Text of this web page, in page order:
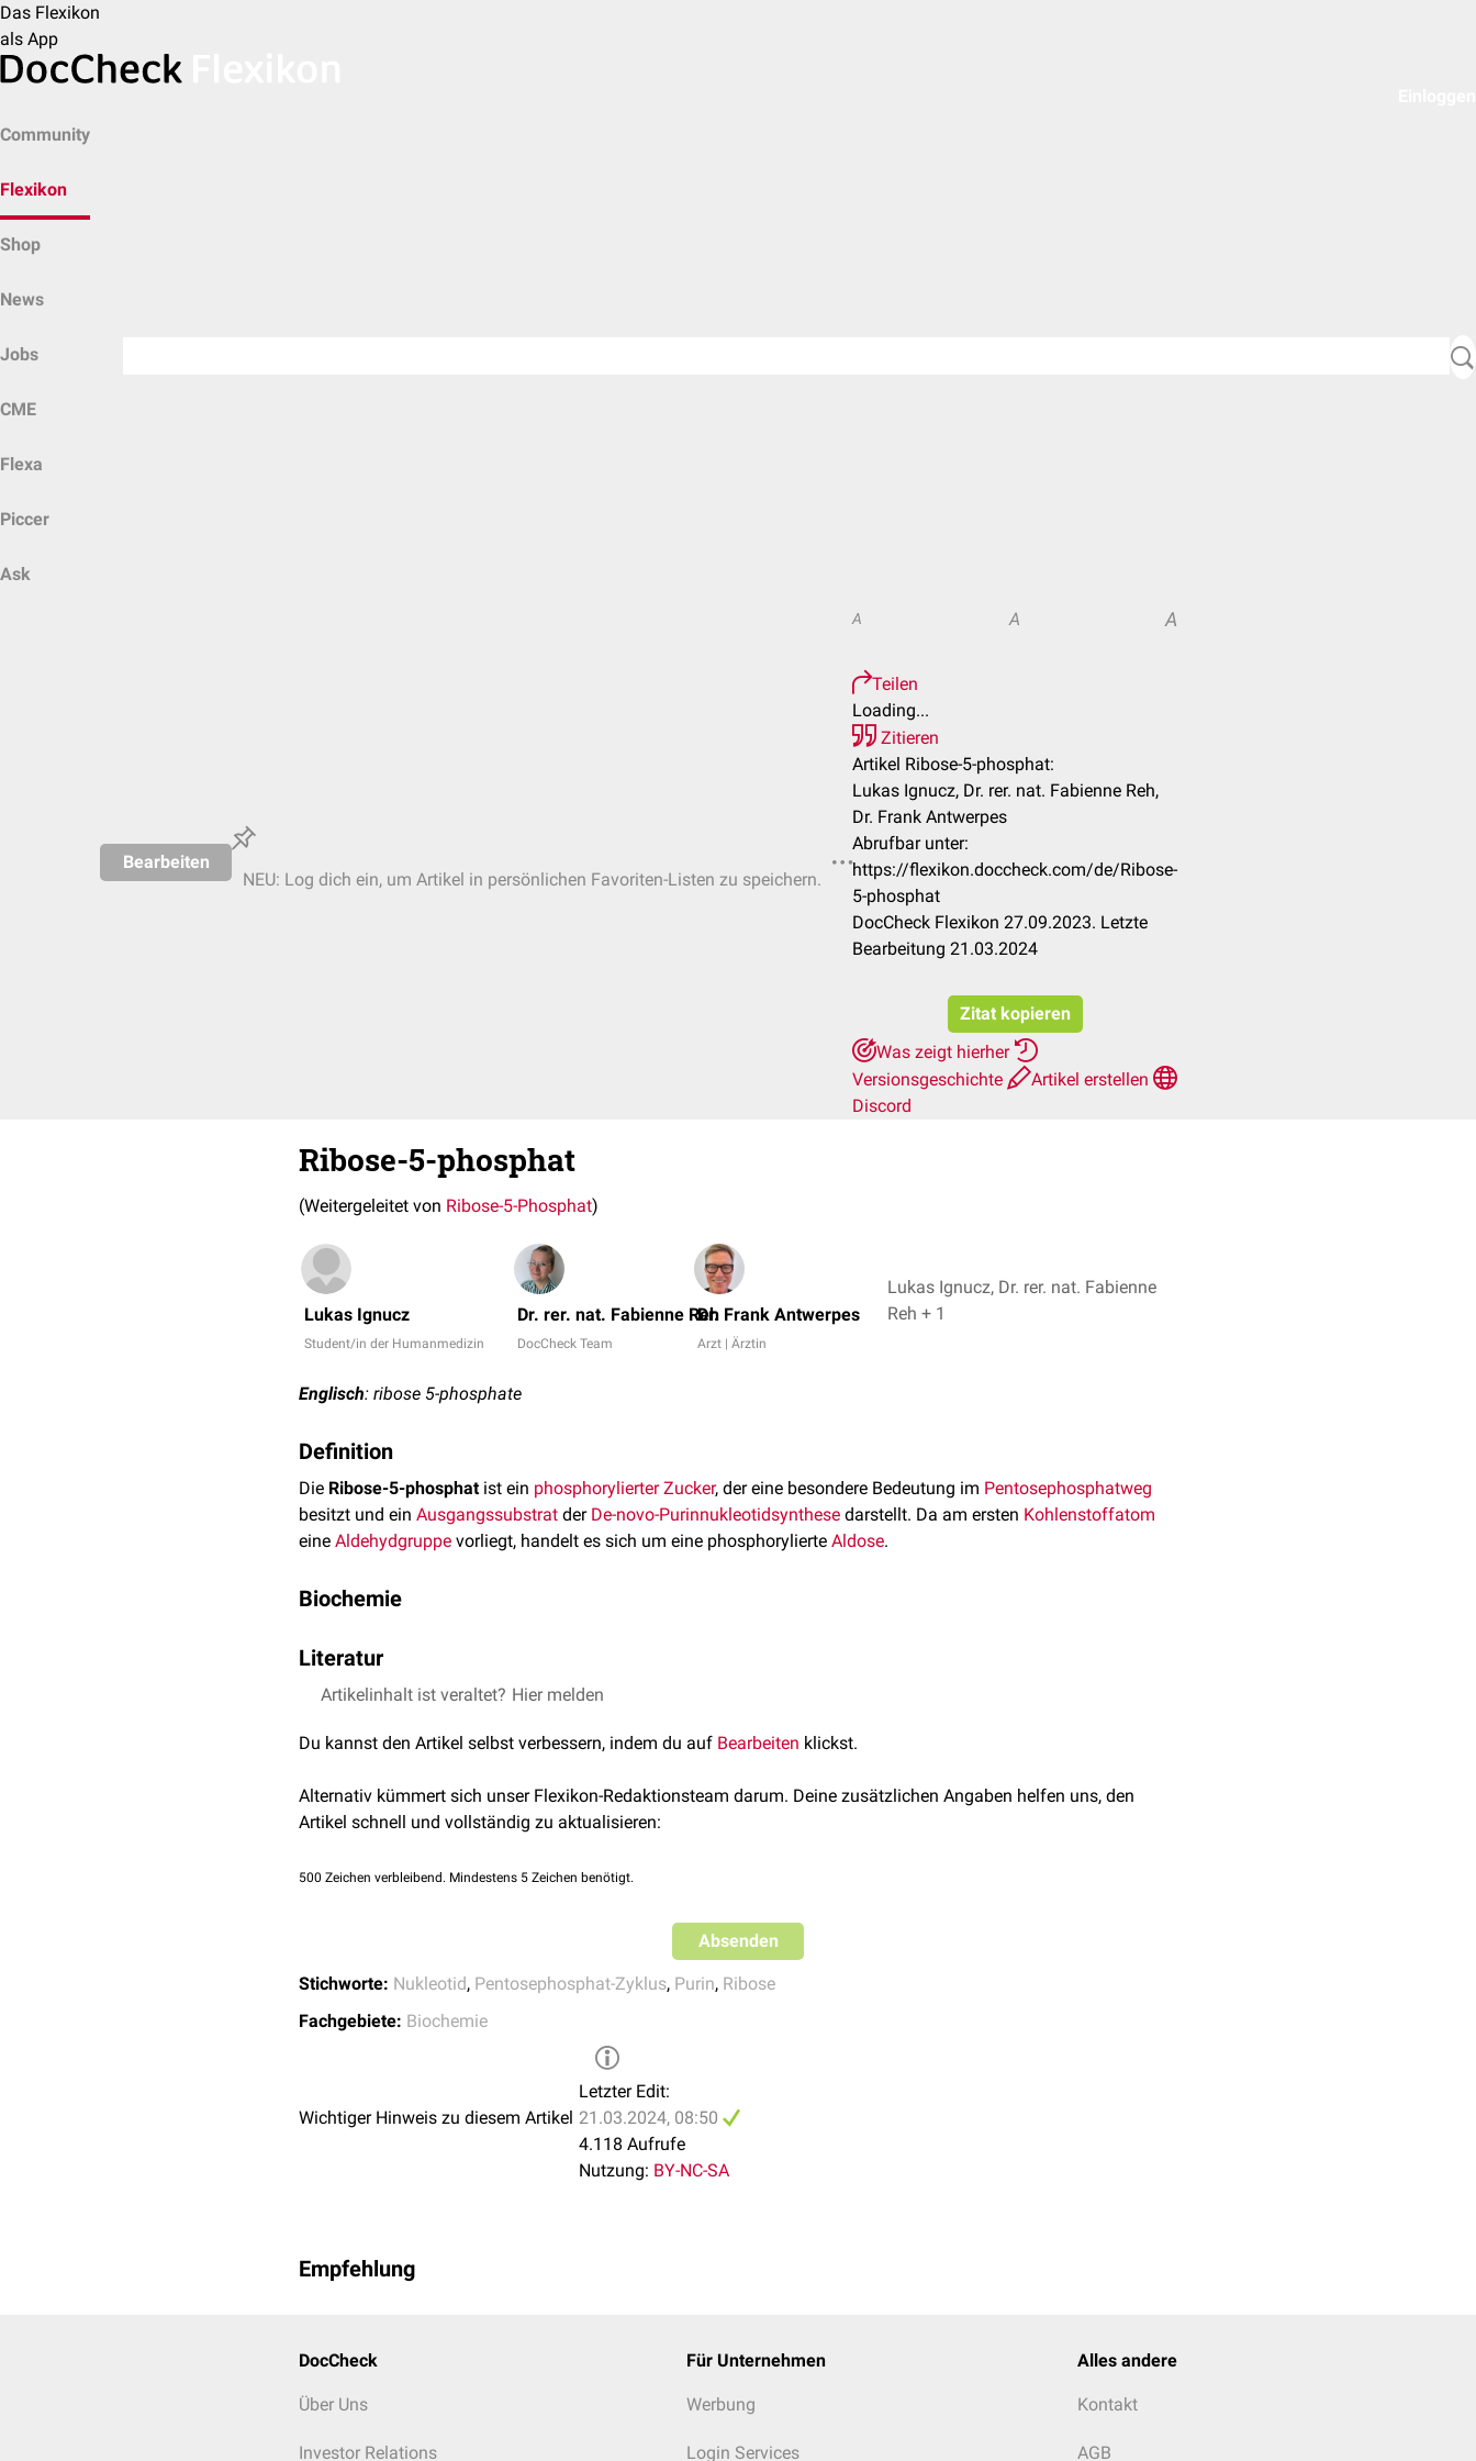
Das Flexikon
als App
Community
Flexikon
Shop
News
Jobs
CME
Flexa
Piccer
Ask
Bearbeiten
NEU: Log dich ein, um Artikel in persönlichen Favoriten-Listen zu speichern.
A A A
Teilen
Loading...
Zitieren
Artikel Ribose-5-phosphat:
Lukas Ignucz, Dr. rer. nat. Fabienne Reh,
Dr. Frank Antwerpes
Abrufbar unter:
https://flexikon.doccheck.com/de/Ribose-
5-phosphat
DocCheck Flexikon 27.09.2023. Letzte
Bearbeitung 21.03.2024
Zitat kopieren
Was zeigt hierher
Versionsgeschichte
Artikel erstellen
Discord
Ribose-5-phosphat
(Weitergeleitet von Ribose-5-Phosphat)
Lukas Ignucz
Student/in der Humanmedizin
Dr. rer. nat. Fabienne Reh
DocCheck Team
Dr. Frank Antwerpes
Arzt | Ärztin
Lukas Ignucz, Dr. rer. nat. Fabienne
Reh + 1
Englisch: ribose 5-phosphate
Definition
Die Ribose-5-phosphatist ein phosphorylierter Zucker, der eine besondere Bedeutung im Pentosephosphatweg
besitzt und ein Ausgangssubstrat der De-novo-Purinnukleotidsynthese darstellt. Da am ersten Kohlenstoffatom
eine Aldehydgruppe vorliegt, handelt es sich um eine phosphorylierte Aldose.
Biochemie
durch dieKatalyse
primär der Gewinnung von NADPHund Ribose-5-phosphat.
Phosphoribosylpyrophosphat(PRPP) durch diePRPP-Synthetase entsteht. Am PRPP-Molekül wird der spätere
Literatur
Löffler/Petrides: Biochemie und Pathobiochemie, 9. Auflage, Springer Verlag
Artikelinhalt ist veraltet? Hier melden
Du kannst den Artikel selbst verbessern, indem du auf Bearbeiten klickst.
Alternativ kümmert sich unser Flexikon-Redaktionsteam darum. Deine zusätzlichen Angaben helfen uns, den
Artikel schnell und vollständig zu aktualisieren:
500 Zeichen verbleibend. Mindestens 5 Zeichen benötigt.
Absenden
Stichworte: Nukleotid, Pentosephosphat-Zyklus, Purin, Ribose
Fachgebiete: Biochemie
Wichtiger Hinweis zu diesem Artikel
Letzter Edit:
21.03.2024, 08:50
4.118 Aufrufe
Nutzung: BY-NC-SA
Empfehlung
DocCheck
Über Uns
Investor Relations
Für Unternehmen
Werbung
Login Services
Alles andere
Kontakt
AGB